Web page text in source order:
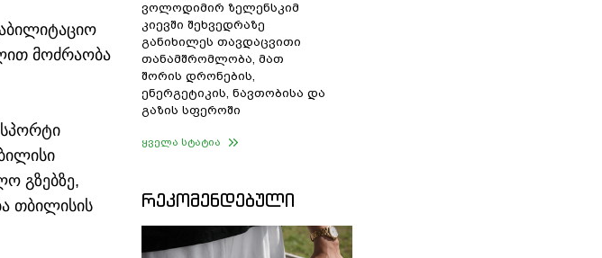
მოძრაობა
გზებზე,
თბილისის
ვოლოდიმირ ზელენსკიმ
კიევში შეხვედრაზე
განიხილეს თავდაცვითი
თანამშრომლობა, მათ
შორის დრონების,
ენერგეტიკის, ნავთობისა და
გაზის სფეროში
ყველა სტატია
ᲠᲔᲙᲝᲛᲔᲜᲓᲔᲑᲣᲚᲘ